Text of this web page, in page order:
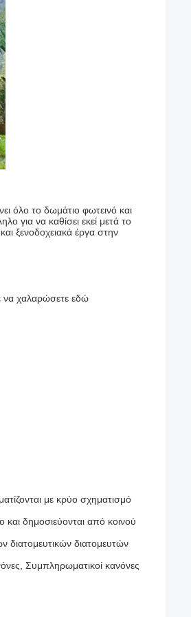
όλο το δωμάτιο φωτεινό και
για να καθίσει εκεί μετά το
ξενοδοχειακά έργα στην
να χαλαρώσετε εδώ
με κρύο σχηματισμό
δημοσιεύονται από κοινού
διατομευτών
Συμπληρωματικοί κανόνες